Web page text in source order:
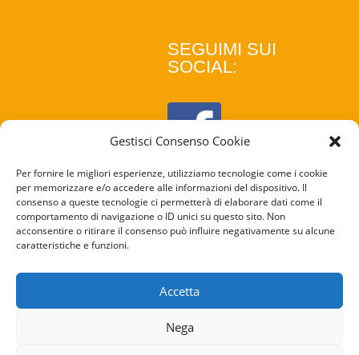
Gestisci Consenso Cookie
Per fornire le migliori esperienze, utilizziamo tecnologie come i cookie
per memorizzare e/o accedere alle informazioni del dispositivo. Il
consenso a queste tecnologie ci permetterà di elaborare dati come il
comportamento di navigazione o ID unici su questo sito. Non
acconsentire o ritirare il consenso può influire negativamente su alcune
caratteristiche e funzioni.
Accetta
Nega
SEGUIMI SUI
SOCIAL:
COOKIE
POLICY
PRIVACY